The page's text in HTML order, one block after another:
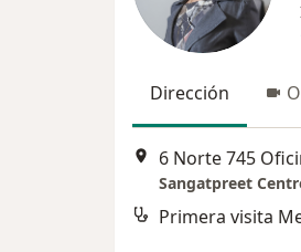
Dirección
6 Norte 745
Sangatpreet
Primera visita